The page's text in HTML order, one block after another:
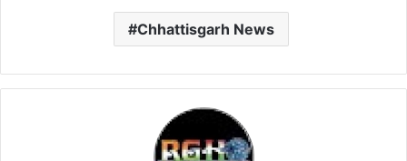
Chhattisgarh News